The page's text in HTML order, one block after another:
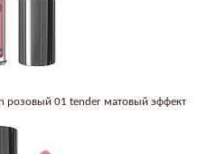
розовый 01 tender матовый эффект